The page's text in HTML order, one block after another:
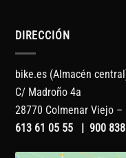
DIRECCIÓN
bike.es (Almacén
C/ Madroño 4a
28770 Colmenar Viejo –
613 61 05 55 | 900